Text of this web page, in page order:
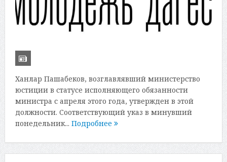
Ханлар Пашабеков, возглавлявший министерство
юстиции в статусе исполняющего обязанности
министра с апреля этого года, утвержден в этой
должности. Соответствующий указ в минувший
понедельник... Подробнее